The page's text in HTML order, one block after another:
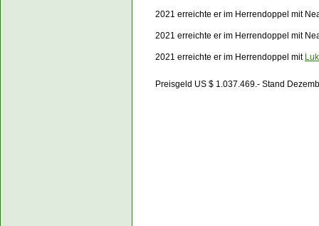
2021 erreichte er im Herrendoppel mit
2021 erreichte er im Herrendoppel mit
2021 erreichte er im Herrendoppel mit
Preisgeld US $ 1.037.469.- Stand